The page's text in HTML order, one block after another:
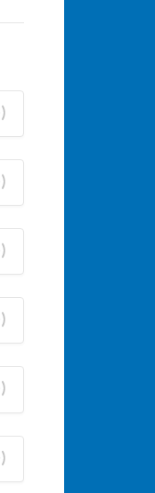
ändern
ändern
ändern
ändern
ändern
ändern